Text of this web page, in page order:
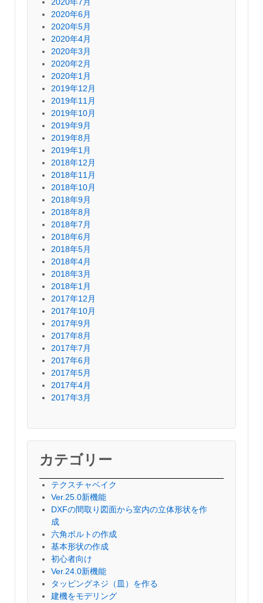
2020年7月
2020年6月
2020年5月
2020年4月
2020年3月
2020年2月
2020年1月
2019年12月
2019年11月
2019年10月
2019年9月
2019年8月
2019年1月
2018年12月
2018年11月
2018年10月
2018年9月
2018年8月
2018年7月
2018年6月
2018年5月
2018年4月
2018年3月
2018年1月
2017年12月
2017年10月
2017年9月
2017年8月
2017年7月
2017年6月
2017年5月
2017年4月
2017年3月
カテゴリー
テクスチャベイク
Ver.25.0新機能
DXFの間取り図面から室内の立体形状を作
成
六角ボルトの作成
基本形状の作成
初心者向け
Ver.24.0新機能
タッピングネジ（皿）を作る
建機をモデリング